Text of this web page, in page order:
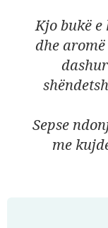
Kjo bukë
dhe
Sepse
me